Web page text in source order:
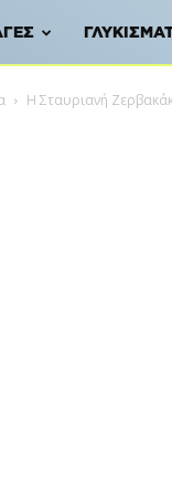
Η Σταυριανή